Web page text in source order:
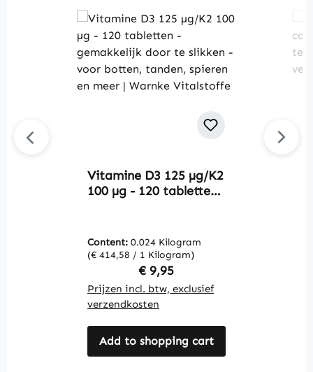
Vitamine D3 125 µg/K2
100 µg - 120 tabletten -
tanden, spieren en
meer | Warnke
Vitalstoffe
Content: 0.024 Kilogram
(€ 414,58 / 1 Kilogram)
Regular price:
€ 9,95
Prijzen incl. btw, exclusief
verzendkosten
Add to shopping cart